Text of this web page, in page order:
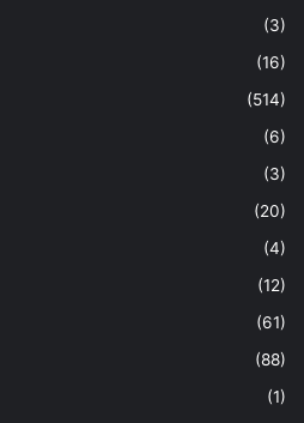
(3)
(16)
(514)
(6)
(3)
(20)
(4)
(12)
(61)
(88)
(1)